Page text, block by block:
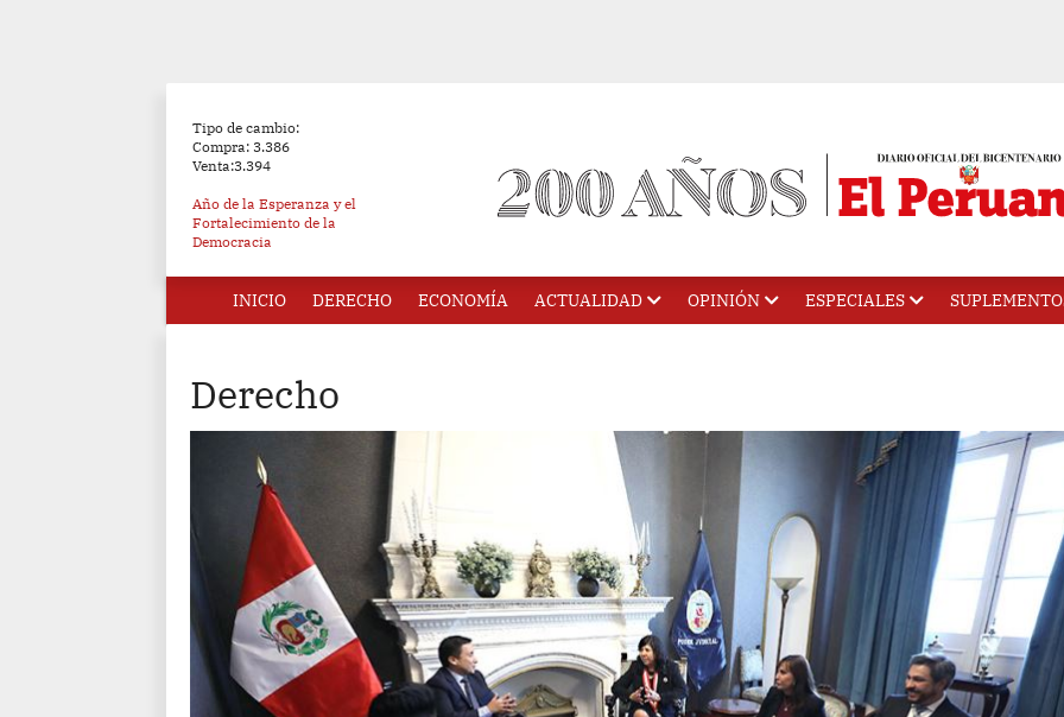
Tipo de cambio:
Compra: 3.386
Venta:3.394
Año de la Esperanza y el
Fortalecimiento de la
Democracia
INICIO DERECHO ECONOMÍA ACTUALIDAD OPINIÓN ESPECIALES
Derecho